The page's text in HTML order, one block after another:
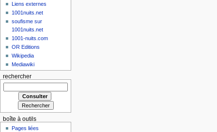
Liens externes
1001nuits.net
soufisme sur
1001nuits.net
1001-nuits.com
OR Editions
Wikipedia
Mediawiki
rechercher
boîte à outils
Pages liées